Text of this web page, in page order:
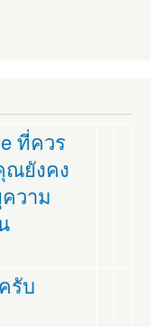
ที่ควร
ณยังคง
วาม
รับ